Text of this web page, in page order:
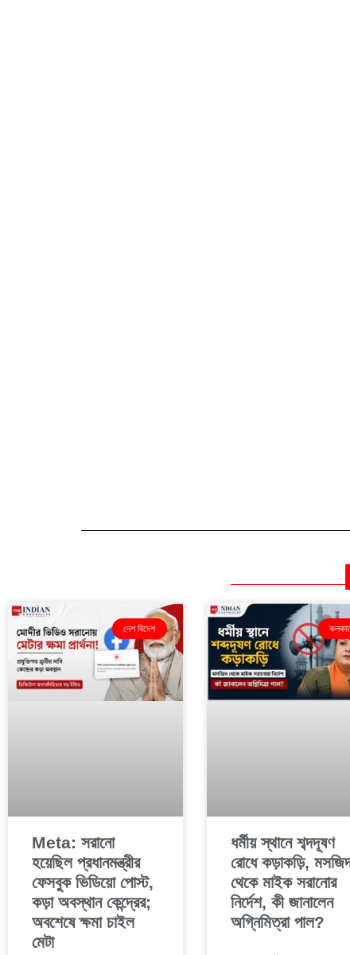
দেশ বিদেশ
Meta: সরানো
হয়েছিল প্রধানমন্ত্রীর
ফেসবুক ভিডিয়ো পোস্ট,
কড়া অবস্থান কেন্দ্রের;
অবশেষে ক্ষমা চাইল
মেটা
ধর্মীয় স্থানে শব্দদূষণ
রোধে কড়াকড়ি,
থেকে মাইক সরানোর
নির্দেশ, কী জানালেন
অগ্নিমিত্রা পাল?